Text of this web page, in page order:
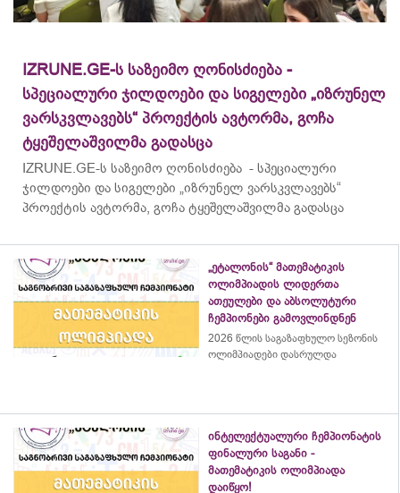
IZRUNE.GE-ს საზეიმო ღონისძიება -
სპეციალური ჯილდოები და სიგელები „იზრუნელ
ვარსკვლავებს“ პროექტის ავტორმა, გოჩა
ტყეშელაშვილმა გადასცა
IZRUNE.GE-ს საზეიმო ღონისძიება - სპეციალური
ჯილდოები და სიგელები „იზრუნელ ვარსკვლავებს“
პროექტის ავტორმა, გოჩა ტყეშელაშვილმა გადასცა
„ეტალონის“ მათემატიკის
ოლიმპიადის ლიდერთა
ათეულები და აბსოლუტური
ჩემპიონები გამოვლინდნენ
2026 წლის საგაზაფხულო სეზონის
ოლიმპიადები დასრულდა
ინტელექტუალური ჩემპიონატის
ფინალური საგანი -
მათემატიკის ოლიმპიადა
დაიწყო!